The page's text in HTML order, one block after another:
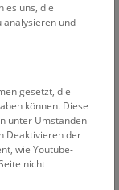
das NHM Wien
finden sie
es uns, die
analysieren und
gesetzt, die
können. Diese
unter Umständen
Deaktivieren der
wie Youtube-
nicht